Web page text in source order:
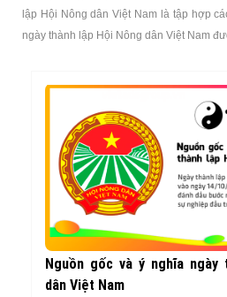
lập Hội Nông dân Việt Nam là tập hợp
ngày thành lập Hội Nông dân Việt Nam
Nguồn gốc và ý nghĩa ngày
dân Việt Nam